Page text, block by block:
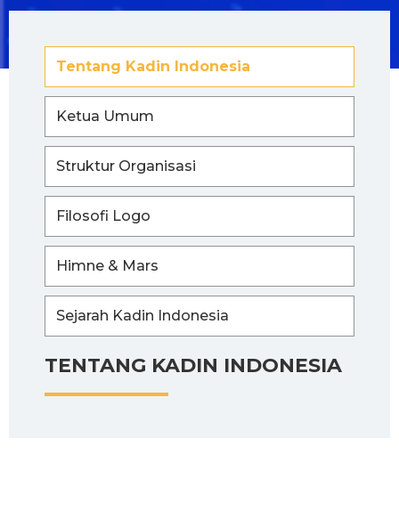
TENTANG KADIN INDONESIA
Tentang Kadin Indonesia
Ketua Umum
Struktur Organisasi
Filosofi Logo
Himne & Mars
Sejarah Kadin Indonesia